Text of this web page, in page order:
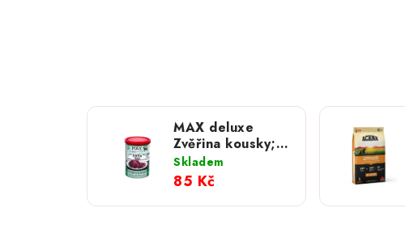
MAX deluxe
Zvěřina kousky;
400 g
Skladem
85 Kč